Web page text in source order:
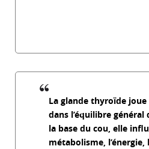
La glande thyroïde
dans l’équilibre général
la base du cou, elle
métabolisme, l’énergie,